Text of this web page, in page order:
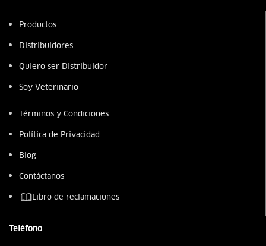
Productos
Distribuidores
Quiero ser Distribuidor
Soy Veterinario
Términos y Condiciones
Política de Privacidad
Blog
Contáctanos
Libro de reclamaciones
Teléfono